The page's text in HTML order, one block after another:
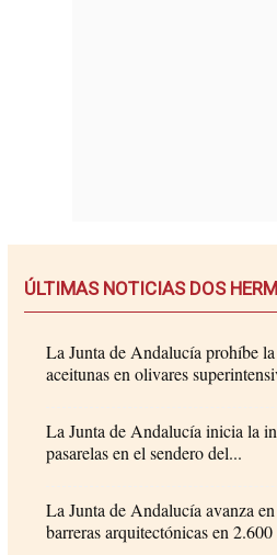
ÚLTIMAS NOTICIAS DOS
La Junta de Andalucía prohíbe
aceitunas en olivares
La Junta de Andalucía inicia la
pasarelas en el sendero del...
La Junta de Andalucía avanza
barreras arquitectónicas en